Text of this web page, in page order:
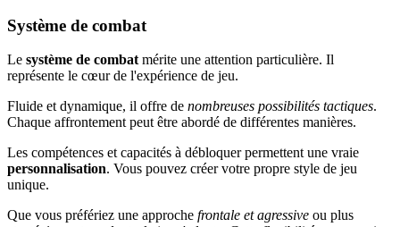
Système de combat
Le système de combat mérite une attention particulière. Il
représente le cœur de l'expérience de jeu.
Fluide et dynamique, il offre de nombreuses possibilités tactiques.
Chaque affrontement peut être abordé de différentes manières.
Les compétences et capacités à débloquer permettent une vraie
personnalisation. Vous pouvez créer votre propre style de jeu
unique.
Que vous préfériez une approche frontale et agressive ou plus